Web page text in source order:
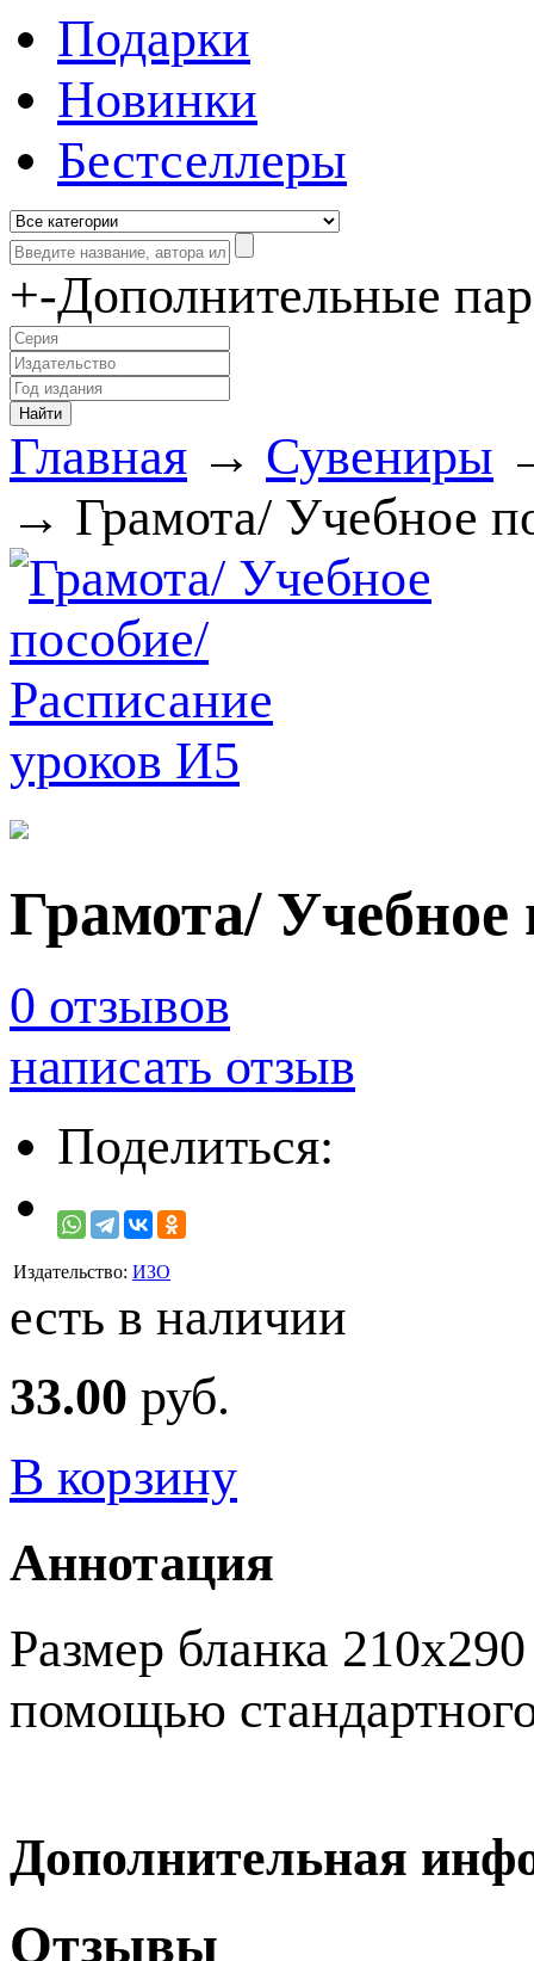
Подарки
Новинки
Бестселлеры
+-Дополнительные
Главная → Сувениры
→ Грамота/ Учебное
Грамота/ Учебное
0 отзывов
написать отзыв
Поделиться:
Издательство: ИЗО
есть в наличии
33.00 руб.
В корзину
Аннотация
Размер бланка
помощью
Дополнительная
Отзывы